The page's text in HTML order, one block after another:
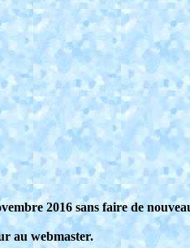
2016 sans faire de
au webmaster.